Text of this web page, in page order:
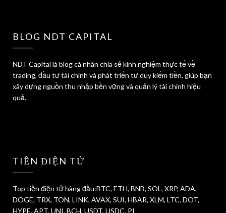
BLOG NDT CAPITAL
NDT Capital là blog cá nhân chia sẻ kinh nghiệm thực tế về
trading, đầu tư tài chính và phát triển tư duy kiếm tiền, giúp bạn
xây dựng nguồn thu nhập bền vững và quản lý tài chính hiệu
quả.
TIỀN ĐIỆN TỬ
Top tiền điện tử hàng đầu:BTC, ETH, BNB, SOL, XRP, ADA,
DOGE, TRX, TON, LINK, AVAX, SUI, HBAR, XLM, LTC, DOT,
HYPE, APT, UNI, BCH, USDT, USDC, PI